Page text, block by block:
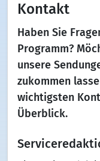
Kontakt
Haben Sie
Programm?
unsere
zukommen
wichtigsten
Überblick.